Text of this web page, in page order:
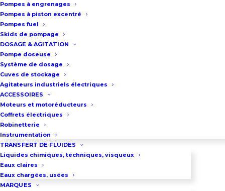
Pompes à engrenages
Pompes à piston excentré
Pompes fuel
Skids de pompage
DOSAGE & AGITATION
Pompe doseuse
Système de dosage
Cuves de stockage
Agitateurs industriels électriques
ACCESSOIRES
Moteurs et motoréducteurs
Coffrets électriques
Robinetterie
Instrumentation
TRANSFERT DE FLUIDES
Liquides chimiques, techniques, visqueux
Eaux claires
Eaux chargées, usées
MARQUES
MOTOPOMPES GROS DÉBIT EN